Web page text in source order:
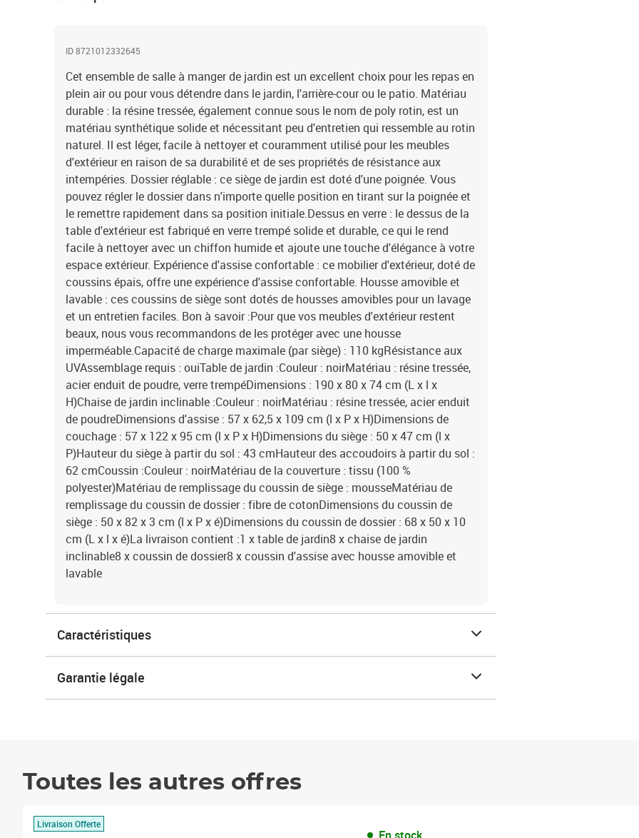
ID 8721012332645
Cet ensemble de salle à manger de jardin est un excellent choix pour les repas en
plein air ou pour vous détendre dans le jardin, l'arrière-cour ou le patio. Matériau
durable : la résine tressée, également connue sous le nom de poly rotin, est un
matériau synthétique solide et nécessitant peu d'entretien qui ressemble au rotin
naturel. Il est léger, facile à nettoyer et couramment utilisé pour les meubles
d'extérieur en raison de sa durabilité et de ses propriétés de résistance aux
intempéries. Dossier réglable : ce siège de jardin est doté d'une poignée. Vous
pouvez régler le dossier dans n'importe quelle position en tirant sur la poignée et
le remettre rapidement dans sa position initiale.Dessus en verre : le dessus de la
table d'extérieur est fabriqué en verre trempé solide et durable, ce qui le rend
facile à nettoyer avec un chiffon humide et ajoute une touche d'élégance à votre
espace extérieur. Expérience d'assise confortable : ce mobilier d'extérieur, doté de
coussins épais, offre une expérience d'assise confortable. Housse amovible et
lavable : ces coussins de siège sont dotés de housses amovibles pour un lavage
et un entretien faciles. Bon à savoir :Pour que vos meubles d'extérieur restent
beaux, nous vous recommandons de les protéger avec une housse
imperméable.Capacité de charge maximale (par siège) : 110 kgRésistance aux
UVAssemblage requis : ouiTable de jardin :Couleur : noirMatériau : résine tressée,
acier enduit de poudre, verre trempéDimensions : 190 x 80 x 74 cm (L x l x
H)Chaise de jardin inclinable :Couleur : noirMatériau : résine tressée, acier enduit
de poudreDimensions d'assise : 57 x 62,5 x 109 cm (l x P x H)Dimensions de
couchage : 57 x 122 x 95 cm (l x P x H)Dimensions du siège : 50 x 47 cm (l x
P)Hauteur du siège à partir du sol : 43 cmHauteur des accoudoirs à partir du sol :
62 cmCoussin :Couleur : noirMatériau de la couverture : tissu (100 %
polyester)Matériau de remplissage du coussin de siège : mousseMatériau de
remplissage du coussin de dossier : fibre de cotonDimensions du coussin de
siège : 50 x 82 x 3 cm (l x P x é)Dimensions du coussin de dossier : 68 x 50 x 10
cm (L x l x é)La livraison contient :1 x table de jardin8 x chaise de jardin
inclinable8 x coussin de dossier8 x coussin d'assise avec housse amovible et
lavable
Caractéristiques
Garantie légale
Toutes les autres offres
Livraison Offerte
En stock